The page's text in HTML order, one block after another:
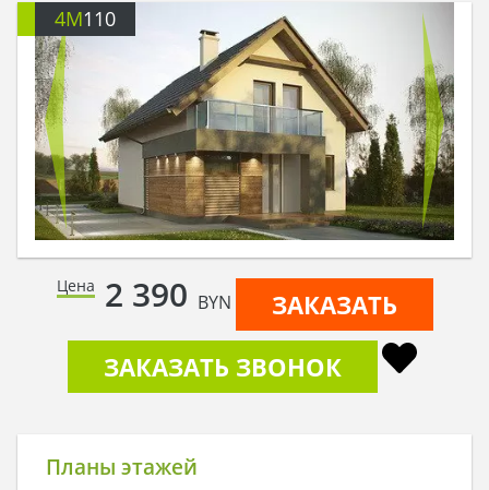
4M110
Цена 2 390 BYN
ЗАКАЗАТЬ
ЗАКАЗАТЬ ЗВОНОК
Планы этажей